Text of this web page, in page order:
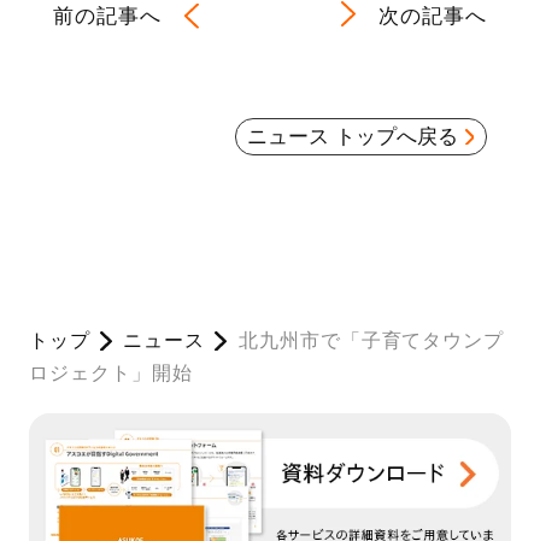
前の記事へ 次の記事へ
ニュース トップへ戻る
トップ ニュース
北九州市で「子育てタウンプ
ロジェクト」開始